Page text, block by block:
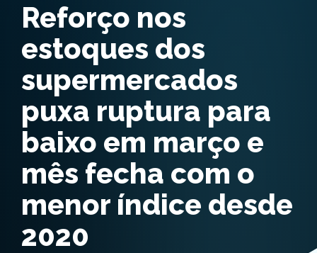
Reforço nos
estoques dos
supermercados
puxa ruptura para
baixo em março e
mês fecha com o
menor índice desde
2020